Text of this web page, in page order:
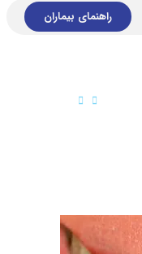
راهنمای بیماران